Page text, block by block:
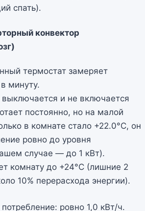
спать).
конвектор
термостат замеряет
минуту.
и не включается
постоянно, но на малой
в комнате стало +22.0°C, он
ровно до уровня
случае — до 1 кВт).
комнату до +24°C (лишние 2
10% перерасхода энергии).
ровно 1,0 кВт/ч.